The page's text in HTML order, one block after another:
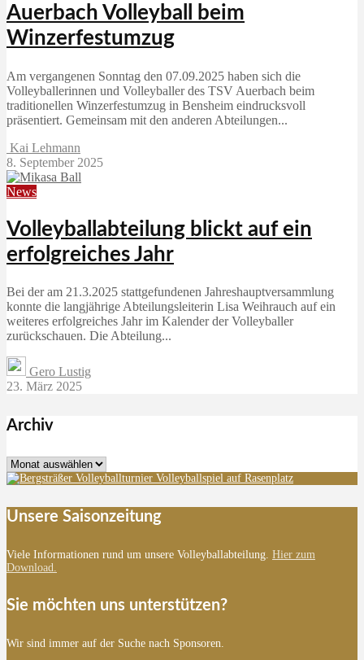
Auerbach Volleyball beim
Winzerfestumzug
Am vergangenen Sonntag den 07.09.2025 haben sich die
Volleyballerinnen und Volleyballer des TSV Auerbach beim
traditionellen Winzerfestumzug in Bensheim eindrucksvoll
präsentiert. Gemeinsam mit den anderen Abteilungen...
Kai Lehmann
8. September 2025
News
Volleyballabteilung blickt auf ein
erfolgreiches Jahr
Bei der am 21.3.2025 stattgefundenen Jahreshauptversammlung
konnte die langjährige Abteilungsleiterin Lisa Weihrauch auf ein
weiteres erfolgreiches Jahr im Kalender der Volleyballer
zurückschauen. Die Abteilung...
Gero Lustig
23. März 2025
Archiv
Archiv
Unsere Saisonzeitung
Viele Informationen rund um unsere Volleyballabteilung. Hier zum
Download.
Sie möchten uns unterstützen?
Wir sind immer auf der Suche nach Sponsoren.